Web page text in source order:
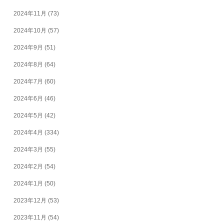
2024年11月 (73)
2024年10月 (57)
2024年9月 (51)
2024年8月 (64)
2024年7月 (60)
2024年6月 (46)
2024年5月 (42)
2024年4月 (334)
2024年3月 (55)
2024年2月 (54)
2024年1月 (50)
2023年12月 (53)
2023年11月 (54)